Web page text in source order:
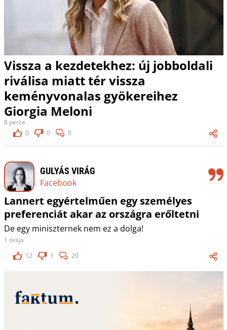
Vissza a kezdetekhez: új jobboldali
riválisa miatt tér vissza
keményvonalas gyökereihez
Giorgia Meloni
8 perce
0
0 0
GULYÁS VIRÁG
Facebook
Lannert egyértelműen egy személyes
preferenciát akar az országra erőltetni
De egy miniszternek nem ez a dolga!
1 órája
12
1 29